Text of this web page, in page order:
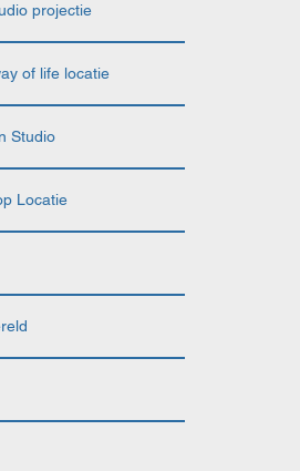
projectie
of life locatie
Studio
Locatie